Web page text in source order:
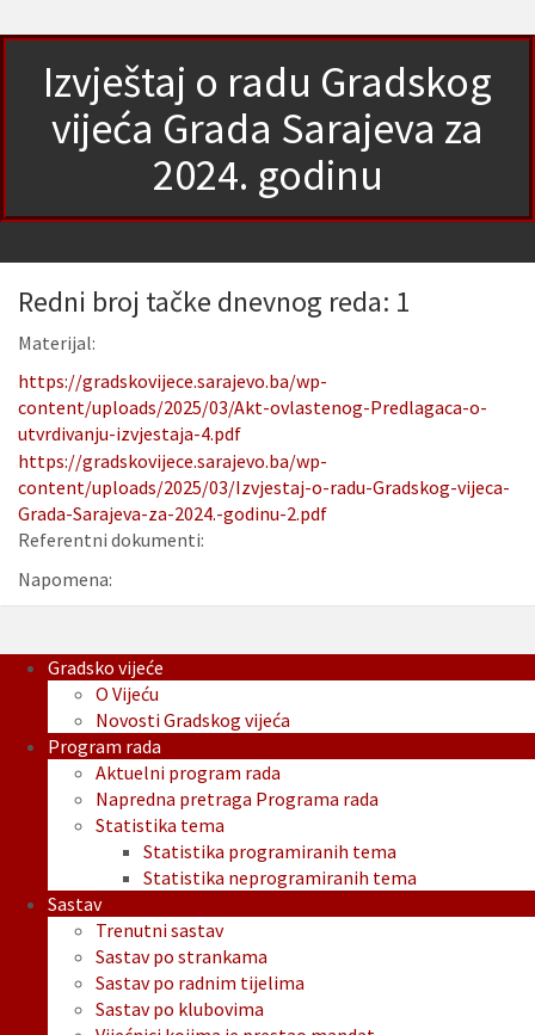
Izvještaj o radu Gradskog
vijeća Grada Sarajeva za
2024. godinu
Redni broj tačke dnevnog reda: 1
Materijal:
https://gradskovijece.sarajevo.ba/wp-
content/uploads/2025/03/Akt-ovlastenog-Predlagaca-o-
utvrdivanju-izvjestaja-4.pdf
https://gradskovijece.sarajevo.ba/wp-
content/uploads/2025/03/Izvjestaj-o-radu-Gradskog-vijeca-
Grada-Sarajeva-za-2024.-godinu-2.pdf
Referentni dokumenti:
Napomena:
Gradsko vijeće
O Vijeću
Novosti Gradskog vijeća
Program rada
Aktuelni program rada
Napredna pretraga Programa rada
Statistika tema
Statistika programiranih tema
Statistika neprogramiranih tema
Sastav
Trenutni sastav
Sastav po strankama
Sastav po radnim tijelima
Sastav po klubovima